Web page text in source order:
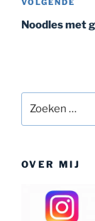
Volgend
bericht
VOLGENDE
Noodles met
naar:
OVER MIJ